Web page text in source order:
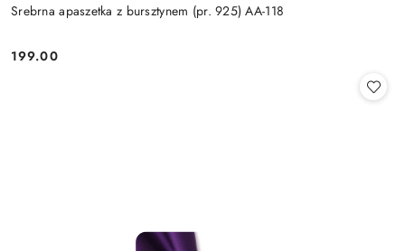
Srebrna apaszetka z bursztynem (pr. 925) AA-118
Cena:
199.00